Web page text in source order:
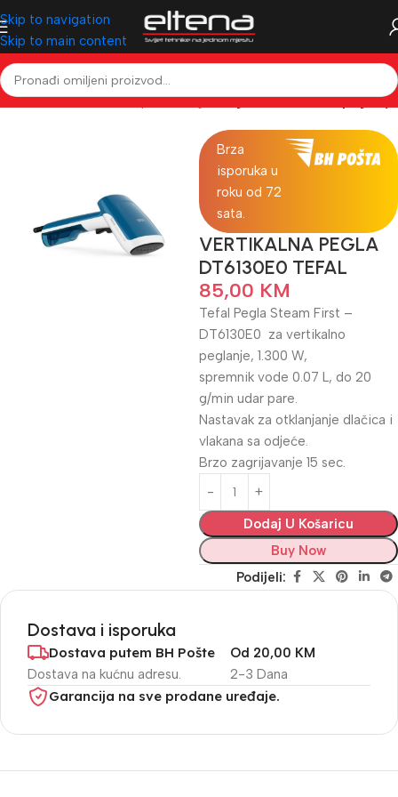
Skip to navigation
Skip to main content
Mali kućanski aparati Pegle Pegle za vertikano peglanje
Brza
isporuka u
roku od 72
sata.
VERTIKALNA PEGLA
DT6130E0 TEFAL
85,00 KM
Tefal Pegla Steam First –
DT6130E0 za vertikalno
peglanje, 1.300 W,
spremnik vode 0.07 L, do 20
g/min udar pare.
Nastavak za otklanjanje dlačica i
vlakana sa odjeće.
Brzo zagrijavanje 15 sec.
Dodaj U Košaricu
Buy Now
Podijeli:
Dostava i isporuka
Dostava putem BH Pošte
Dostava na kućnu adresu. 2-3 Dana
Od 20,00 KM
Garancija na sve prodane uređaje.